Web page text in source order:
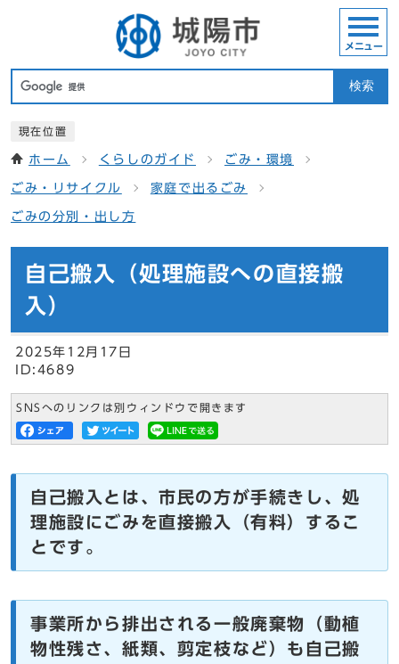
検索
メニュー
現在位置
ホーム くらしのガイド ごみ・環境
ごみ・リサイクル 家庭で出るごみ
ごみの分別・出し方
自己搬入（処理施設への直接搬
入）
2025年12月17日
ID:4689
SNSへのリンクは別ウィンドウで開きます
自己搬入とは、市民の方が手続きし、処
理施設にごみを直接搬入（有料）するこ
とです。
事業所から排出される一般廃棄物（動植
物性残さ、紙類、剪定枝など）も自己搬